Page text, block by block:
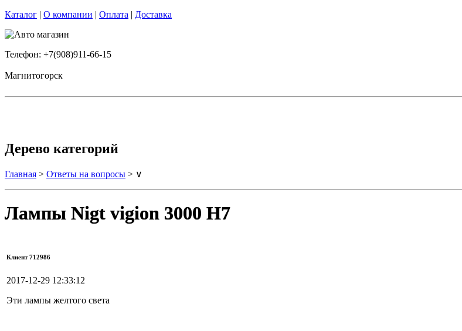
Каталог | О компании | Оплата | Доставка
Телефон: +7(908)911-66-15
Магнитогорск
Дерево категорий
Главная > Ответы на вопросы > ∨
Лампы Nigt vigion 3000 Н7
Клиент 712986
2017-12-29 12:33:12
Эти лампы желтого света